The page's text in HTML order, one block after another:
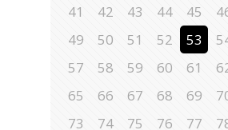
41
42 43 44 45
49
50 51 52 53
57
58 59 60 61
65
66 67 68 69
73
74 75 76 77